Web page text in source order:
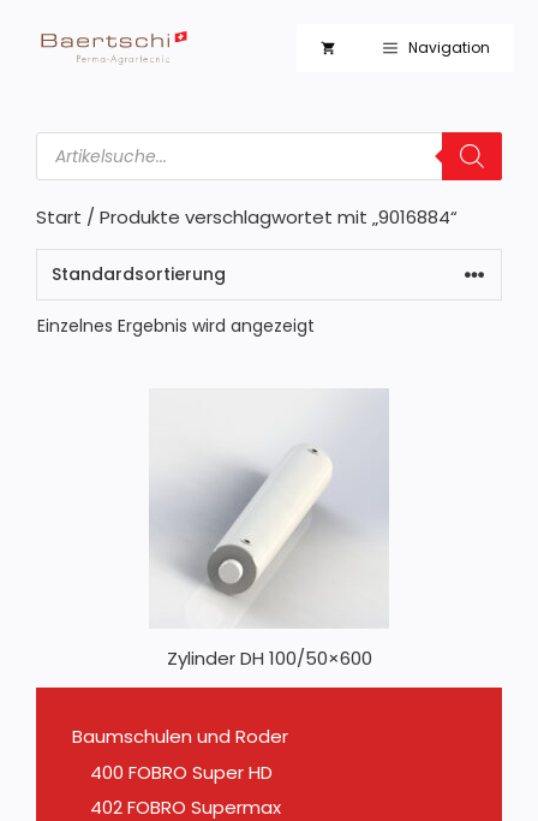
Inhalt
Navigation
Products
search
Start / Produkte verschlagwortet mit „9016884“
Einzelnes Ergebnis wird angezeigt
Zylinder DH 100/50×600
Baumschulen und Roder
400 FOBRO Super HD
402 FOBRO Supermax